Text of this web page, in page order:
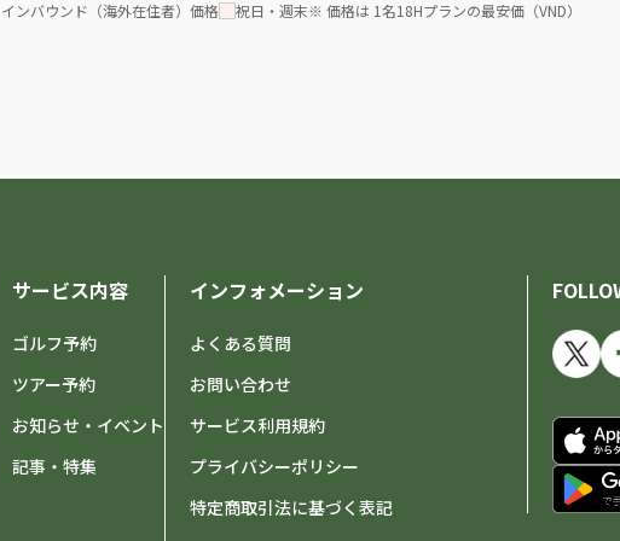
インバウンド（海外在住者）価格 祝日・週末※ 価格は 1名18Hプランの最安価（VND）
サービス内容
ゴルフ予約
ツアー予約
お知らせ・イベント
記事・特集
インフォメーション
よくある質問
お問い合わせ
サービス利用規約
プライバシーポリシー
特定商取引法に基づく表記